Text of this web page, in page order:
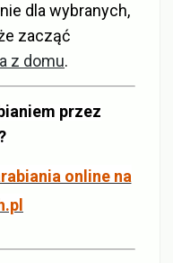
dla wybranych,
zacząć
z domu.
przez
online na